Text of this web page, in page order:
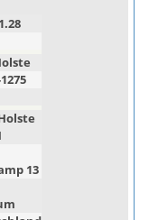
13